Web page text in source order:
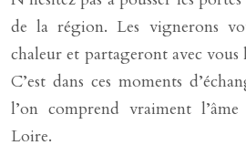
de la région. Les vignerons
chaleur et partageront avec
C’est dans ces moments
l’on comprend vraiment
Loire.